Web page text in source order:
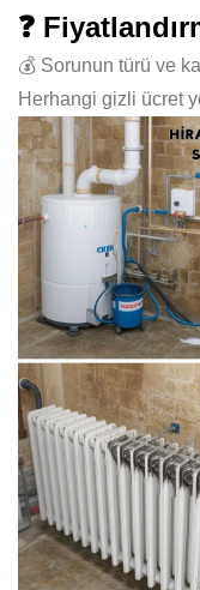
❓
💰 Sorunun türü ve
Herhangi gizli ücret